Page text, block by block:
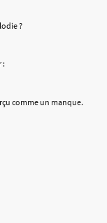
?
:
comme un manque.